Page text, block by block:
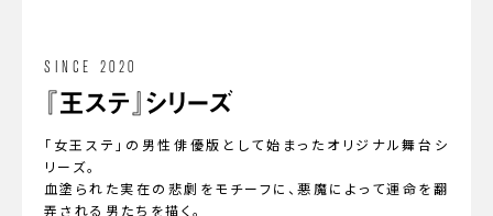
SINCE 2020
『王ステ』シリーズ
「女王ステ」の男性俳優版として始まったオリジナル舞台シ
リーズ。
血塗られた実在の悲劇をモチーフに、悪魔によって運命を翻
弄される男たちを描く。